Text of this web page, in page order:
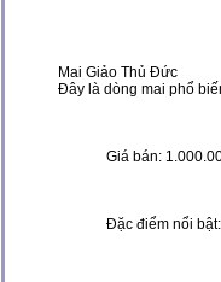
Mai Giảo Thủ Đức
Đây là dòng mai phổ
Giá bán:
Đặc điểm nổi